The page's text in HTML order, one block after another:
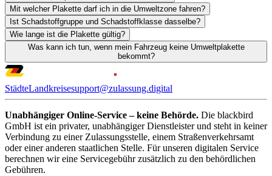
Mit welcher Plakette darf ich in die Umweltzone fahren?
Ist Schadstoffgruppe und Schadstoffklasse dasselbe?
Wie lange ist die Plakette gültig?
Was kann ich tun, wenn mein Fahrzeug keine Umweltplakette
bekommt?
StädteLandkreisesupport@zulassung.digital
Unabhängiger Online-Service – keine Behörde. Die blackbird
GmbH ist ein privater, unabhängiger Dienstleister und steht in keiner
Verbindung zu einer Zulassungsstelle, einem Straßenverkehrsamt
oder einer anderen staatlichen Stelle. Für unseren digitalen Service
berechnen wir eine Servicegebühr zusätzlich zu den behördlichen
Gebühren.